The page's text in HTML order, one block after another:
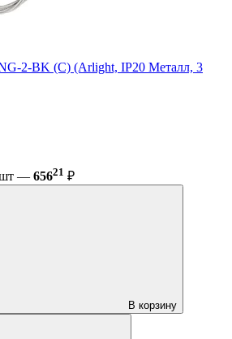
2-BK (C) (Arlight, IP20 Металл, 3
шт — 65621 ₽
В корзину